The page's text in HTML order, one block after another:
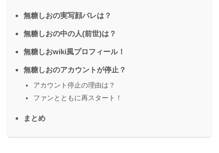
無糖しおの実写顔バレは？
無糖しおの中の人(前世)は？
無糖しおwiki風プロフィール！
無糖しおのアカウントが停止？
アカウント停止の理由は？
ファンとともに再スタート！
まとめ